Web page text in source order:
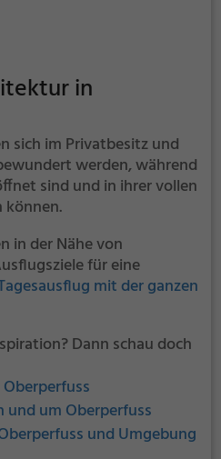
Zeiten und bietet
Geschichte.
in
sich im Privatbesitz und
werden, während
sind und in ihrer vollen
in der Nähe von
für eine
mit der ganzen
Dann schau doch
und um Oberperfuss
und Umgebung